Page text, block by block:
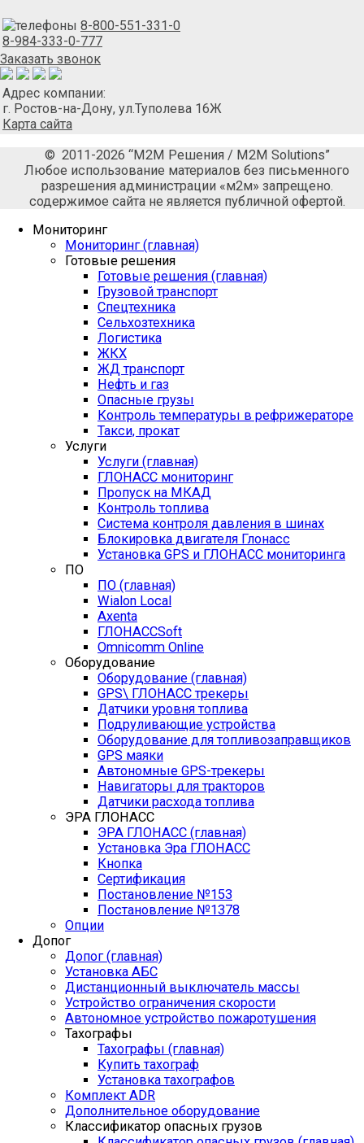
8-800-551-331-0
8-984-333-0-777
Заказать звонок
Адрес компании:
г. Ростов-на-Дону, ул.Туполева 16Ж
Карта сайта
© 2011-2026 “М2М Решения / M2M Solutions”
Любое использование материалов без письменного
разрешения администрации «м2м» запрещено.
содержимое сайта не является публичной офертой.
Мониторинг
Мониторинг (главная)
Готовые решения
Готовые решения (главная)
Грузовой транспорт
Спецтехника
Сельхозтехника
Логистика
ЖКХ
ЖД транспорт
Нефть и газ
Опасные грузы
Контроль температуры в рефрижераторе
Такси, прокат
Услуги
Услуги (главная)
ГЛОНАСС мониторинг
Пропуск на МКАД
Контроль топлива
Система контроля давления в шинах
Блокировка двигателя Глонасс
Установка GPS и ГЛОНАСС мониторинга
ПО
ПО (главная)
Wialon Local
Axenta
ГЛОНАССSoft
Оmnicomm Оnline
Оборудование
Оборудование (главная)
GPS\ ГЛОНАСС трекеры
Датчики уровня топлива
Подруливающие устройства
Оборудование для топливозаправщиков
GPS маяки
Автономные GPS-трекеры
Навигаторы для тракторов
Датчики расхода топлива
ЭРА ГЛОНАСС
ЭРА ГЛОНАСС (главная)
Установка Эра ГЛОНАСС
Кнопка
Сертификация
Постановление №153
Постановление №1378
Опции
Допог
Допог (главная)
Установка АБС
Дистанционный выключатель массы
Устройство ограничения скорости
Автономное устройство пожаротушения
Тахографы
Тахографы (главная)
Купить тахограф
Установка тахографов
Комплект ADR
Дополнительное оборудование
Классификатор опасных грузов